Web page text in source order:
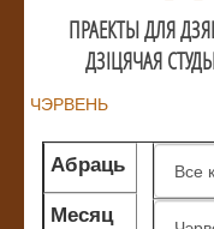
ПРАЕКТЫ ДЛЯ
ДЗIЦЯЧАЯ
ЧЭРВЕНЬ
Абраць
жанр
Месяц